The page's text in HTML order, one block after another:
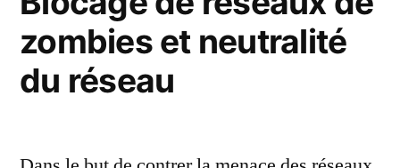
zombies et neutralité
du réseau